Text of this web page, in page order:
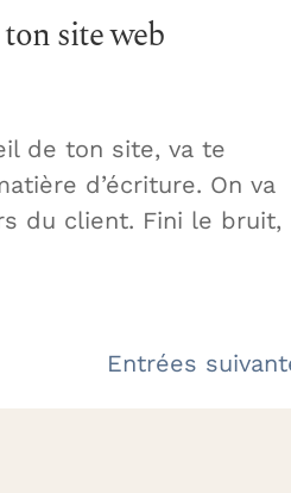
site web
de ton site, va te
d’écriture. On va
du client. Fini le bruit,
Entrées